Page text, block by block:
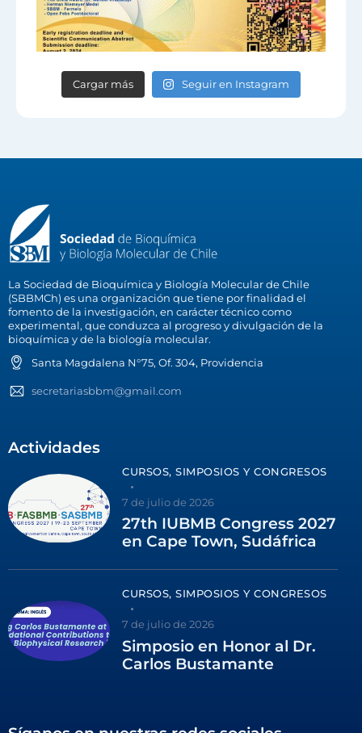
Cargar más Seguir en Instagram
La Sociedad de Bioquímica y Biología Molecular de Chile
(SBBMCh) es una organización que tiene por finalidad el
fomento de la investigación, en carácter técnico como
experimental, que conduzca al progreso y divulgación de la
bioquímica y de la biología molecular.
Santa Magdalena N°75, Of. 304, Providencia
secretariasbbm@gmail.com
Actividades
CURSOS, SIMPOSIOS Y CONGRESOS
7 de julio de 2026
27th IUBMB Congress 2027
en Cape Town, Sudáfrica
CURSOS, SIMPOSIOS Y CONGRESOS
7 de julio de 2026
Simposio en Honor al Dr.
Carlos Bustamante